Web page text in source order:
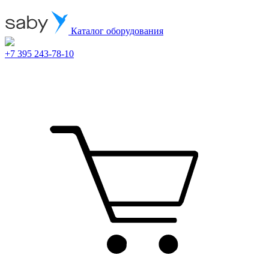
Каталог оборудования
+7 395 243-78-10